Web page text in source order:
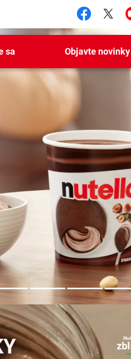
sa Objavte novinky